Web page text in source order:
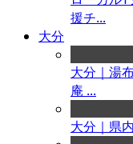
援チ...
大分
大分｜湯
庵 ...
大分｜県